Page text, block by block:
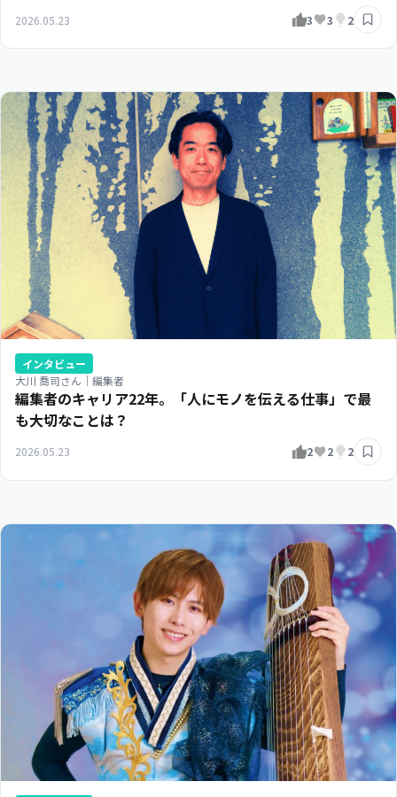
2026.05.23 3 3 2
インタビュー
大川 喬司さん｜編集者
編集者のキャリア22年。「人にモノを伝える仕事」で最
も大切なことは？
2026.05.23 2 2 2